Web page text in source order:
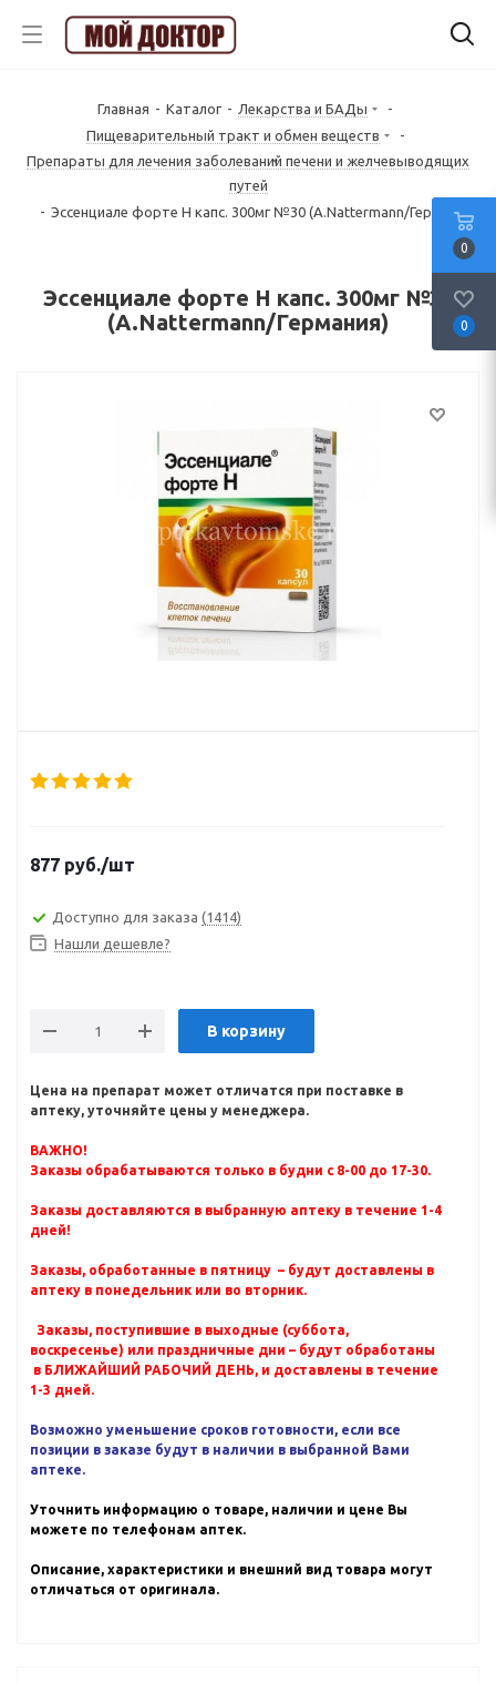
Главная - Каталог - Лекарства и БАДы
-
Пищеварительный тракт и обмен веществ
-
Препараты для лечения заболеваний печени и желчевыводящих
путей
- Эссенциале форте Н капс. 300мг №30 (A.Nattermann/Германия)
Эссенциале форте Н капс. 300мг №30
(A.Nattermann/Германия)
877 руб./шт
Доступно для заказа (1414)
Нашли дешевле?
В корзину
Цена на препарат может отличатся при поставке в
аптеку, уточняйте цены у менеджера.
ВАЖНО!
Заказы обрабатываются только в будни с 8-00 до 17-30.
Заказы доставляются в выбранную аптеку в течение 1-4
дней!
Заказы, обработанные в пятницу – будут доставлены в
аптеку в понедельник или во вторник.
Заказы, поступившие в выходные (суббота,
воскресенье) или праздничные дни – будут обработаны
в БЛИЖАЙШИЙ РАБОЧИЙ ДЕНЬ, и доставлены в течение
1-3 дней.
Возможно уменьшение сроков готовности, если все
позиции в заказе будут в наличии в выбранной Вами
аптеке.
Уточнить информацию о товаре, наличии и цене Вы
можете по телефонам аптек.
Описание, характеристики и внешний вид товара могут
отличаться от оригинала.
0
0